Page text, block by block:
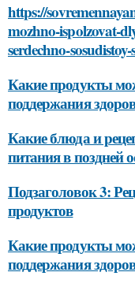
https://
mozhno-ispolzovat-
serdechno-
Какие продукты
поддержания
Какие блюда и
питания в поздней
Подзаголовок 3:
продуктов
Какие продукты
поддержания